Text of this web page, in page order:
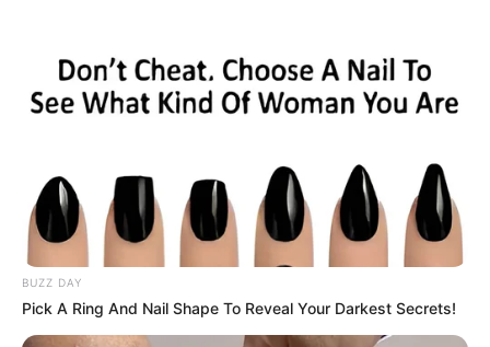
Περισσότερα νέα από την Εύβοια
Πότε θα έρθει το ρεύμα στη Χαλκίδα;
Άντρας άφησε την τελευταία του πνοή σε
παραλία κοντά στη Χαλκίδα
Τραγωδία έξω από τη Χαλκίδα με νεκρό άντρα
Ακολουθήστε το evianews.com στο Google
BUZZ DAY
Pick A Ring And Nail Shape To Reveal Your Darkest Secrets!